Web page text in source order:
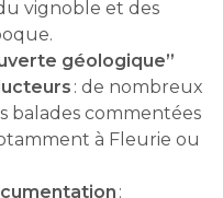
vignoble et des
géologique”
: de nombreux
balades commentées
à Fleurie ou
: